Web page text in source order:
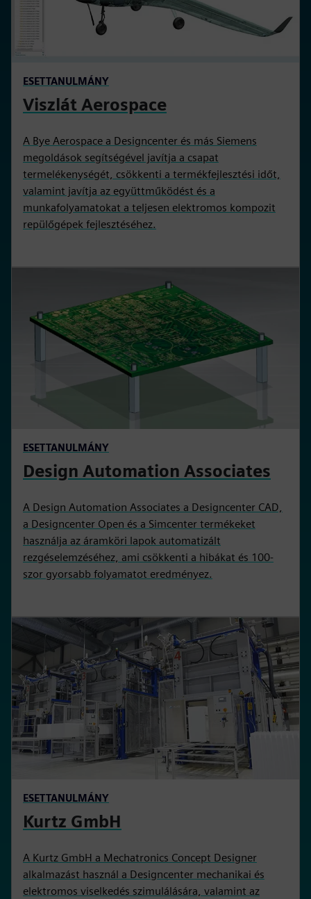
ESETTANULMÁNY
Viszlát Aerospace
A Bye Aerospace a Designcenter és más Siemens
megoldások segítségével javítja a csapat
termelékenységét, csökkenti a termékfejlesztési időt,
valamint javítja az együttműködést és a
munkafolyamatokat a teljesen elektromos kompozit
repülőgépek fejlesztéséhez.
ESETTANULMÁNY
Design Automation Associates
A Design Automation Associates a Designcenter CAD,
a Designcenter Open és a Simcenter termékeket
használja az áramköri lapok automatizált
rezgéselemzéséhez, ami csökkenti a hibákat és 100-
szor gyorsabb folyamatot eredményez.
ESETTANULMÁNY
Kurtz GmbH
A Kurtz GmbH a Mechatronics Concept Designer
alkalmazást használ a Designcenter mechanikai és
elektromos viselkedés szimulálására, valamint az